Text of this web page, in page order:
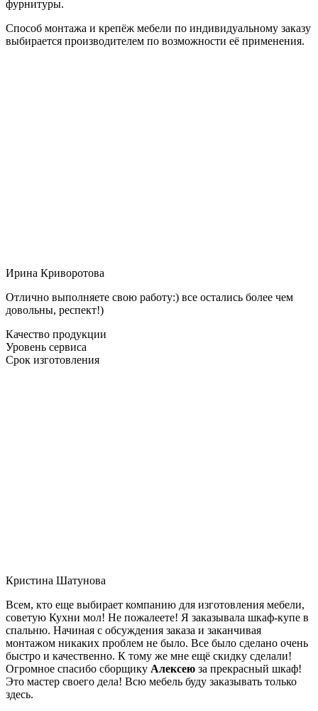
фурнитуры.
Способ монтажа и крепёж мебели по индивидуальному заказу
выбирается производителем по возможности её применения.
Ирина Криворотова
Отлично выполняете свою работу:) все остались более чем
довольны, респект!)
Качество продукции
Уровень сервиса
Срок изготовления
Кристина Шатунова
Всем, кто еще выбирает компанию для изготовления мебели,
советую Кухни мол! Не пожалеете! Я заказывала шкаф-купе в
спальню. Начиная с обсуждения заказа и заканчивая
монтажом никаких проблем не было. Все было сделано очень
быстро и качественно. К тому же мне ещё скидку сделали!
Огромное спасибо сборщику Алексею за прекрасный шкаф!
Это мастер своего дела! Всю мебель буду заказывать только
здесь.